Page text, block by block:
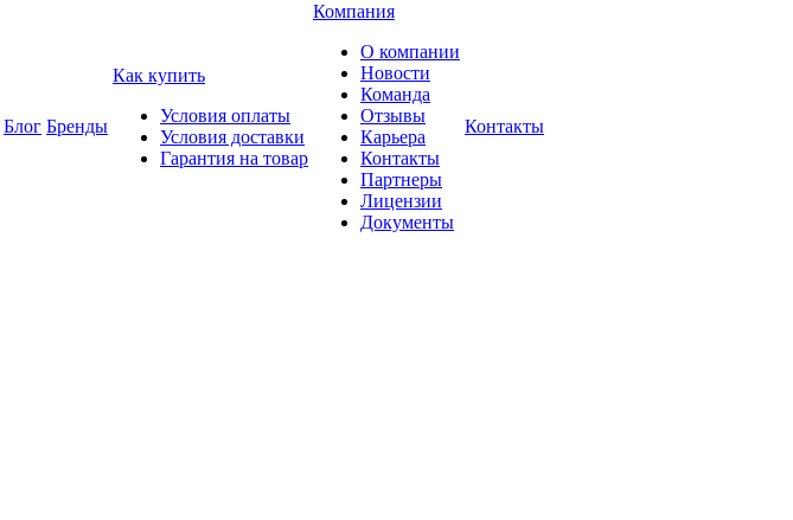
Блог Бренды
Как купить
Условия оплаты
Условия доставки
Гарантия на товар
Компания
О компании
Новости
Команда
Отзывы
Карьера
Контакты
Партнеры
Лицензии
Документы
Контакты